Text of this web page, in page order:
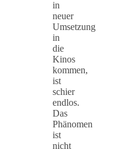
in
neuer
Umsetzung
in
die
Kinos
kommen,
ist
schier
endlos.
Das
Phänomen
ist
nicht